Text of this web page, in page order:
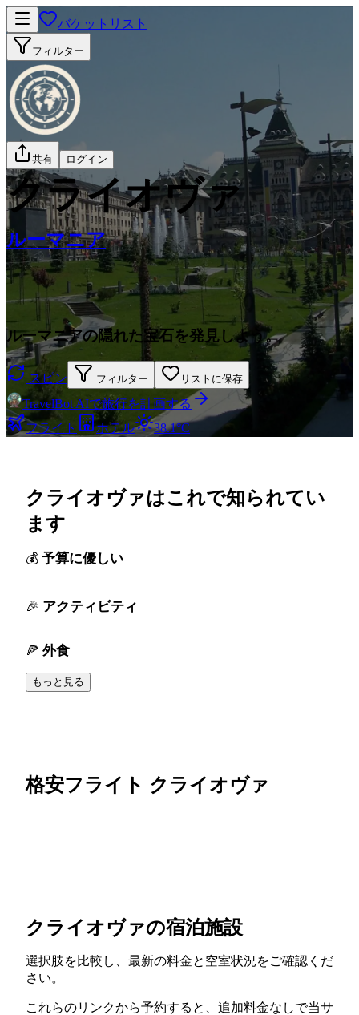
バケットリスト
フィルター
共有 ログイン
クライオヴァ
ルーマニア
ルーマニアの隠れた宝石を発見しよう。
スピン フィルター リストに保存
TravelBot AIで旅行を計画する
フライト
ホテル 38.1°C
クライオヴァはこれで知られてい
ます
予算に優しい
アクティビティ
外食
もっと見る
格安フライト クライオヴァ
クライオヴァの宿泊施設
選択肢を比較し、最新の料金と空室状況をご確認くだ
さい。
これらのリンクから予約すると、追加料金なしで当サ